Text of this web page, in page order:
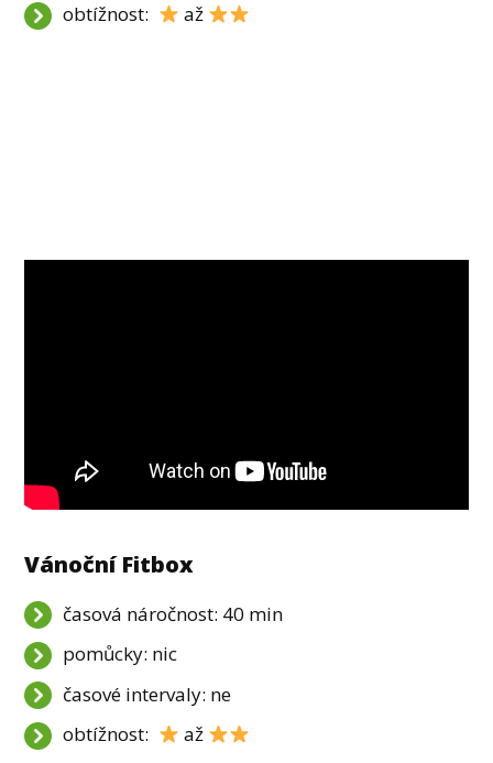
obtížnost:
až
Vánoční Fitbox
časová náročnost: 40 min
pomůcky: nic
časové intervaly: ne
obtížnost:
až